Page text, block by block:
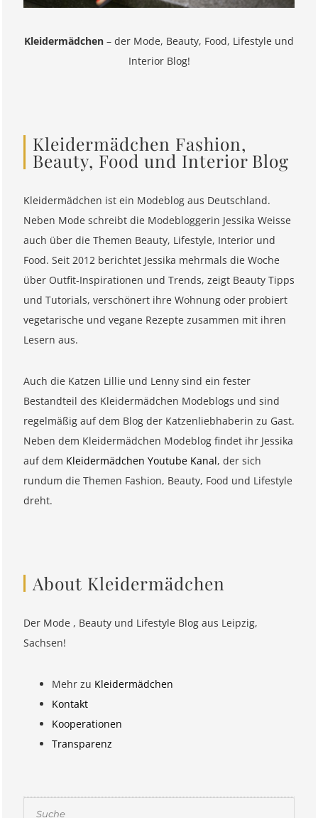
Kleidermädchen – der Mode, Beauty, Food, Lifestyle und
Interior Blog!
Kleidermädchen Fashion,
Beauty, Food und Interior Blog
Kleidermädchen ist ein Modeblog aus Deutschland.
Neben Mode schreibt die Modebloggerin Jessika Weisse
auch über die Themen Beauty, Lifestyle, Interior und
Food. Seit 2012 berichtet Jessika mehrmals die Woche
über Outfit-Inspirationen und Trends, zeigt Beauty Tipps
und Tutorials, verschönert ihre Wohnung oder probiert
vegetarische und vegane Rezepte zusammen mit ihren
Lesern aus.
Auch die Katzen Lillie und Lenny sind ein fester
Bestandteil des Kleidermädchen Modeblogs und sind
regelmäßig auf dem Blog der Katzenliebhaberin zu Gast.
Neben dem Kleidermädchen Modeblog findet ihr Jessika
auf dem Kleidermädchen Youtube Kanal, der sich
rundum die Themen Fashion, Beauty, Food und Lifestyle
dreht.
About Kleidermädchen
Der Mode , Beauty und Lifestyle Blog aus Leipzig,
Sachsen!
Mehr zu Kleidermädchen
Kontakt
Kooperationen
Transparenz